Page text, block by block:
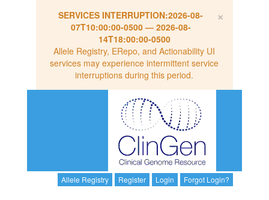
×
SERVICES INTERRUPTION:2026-08-
07T10:00:00-0500— 2026-08-
14T18:00:00-0500
Allele Registry, ERepo, and Actionability UI
services may experience intermittent service
interruptions during this period.
Allele Registry Register Login Forgot Login?